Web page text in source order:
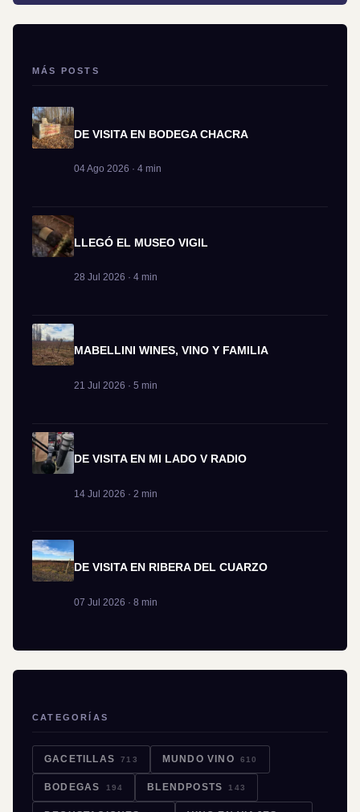
MÁS POSTS
DE VISITA EN BODEGA CHACRA
04 Ago 2026 · 4 min
LLEGÓ EL MUSEO VIGIL
28 Jul 2026 · 4 min
MABELLINI WINES, VINO Y FAMILIA
21 Jul 2026 · 5 min
DE VISITA EN MI LADO V RADIO
14 Jul 2026 · 2 min
DE VISITA EN RIBERA DEL CUARZO
07 Jul 2026 · 8 min
CATEGORÍAS
GACETILLAS 713 MUNDO VINO 610
BODEGAS 194 BLENDPOSTS 143